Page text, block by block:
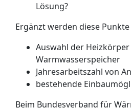
Lösung?
Ergänzt werden diese
Auswahl der
Warmwasserspeicher
Jahresarbeitszahl von
bestehende
Beim Bundesverband für